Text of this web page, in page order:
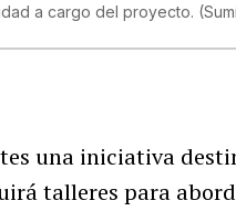
a cargo del proyecto. (
una iniciativa
talleres para